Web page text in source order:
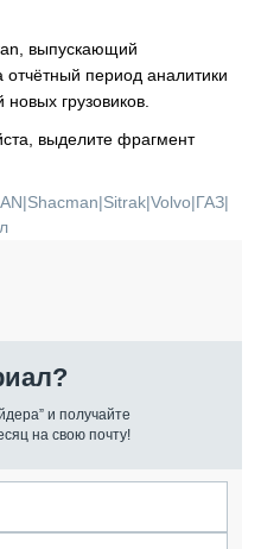
выпускающий
отчётный период аналитики
грузовиков.
выделите фрагмент
|Shacman|Sitrak|Volvo|ГАЗ|
и получайте
на свою почту!